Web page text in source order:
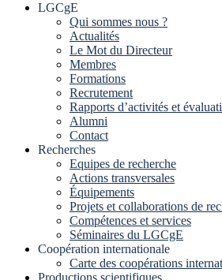
LGCgE
Qui sommes nous ?
Actualités
Le Mot du Directeur
Membres
Formations
Recrutement
Rapports d’activités et
Alumni
Contact
Recherches
Equipes de recherche
Actions transversales
Équipements
Projets et collaborations de
Compétences et services
Séminaires du LGCgE
Coopération internationale
Carte des coopérations
Productions scientifiques